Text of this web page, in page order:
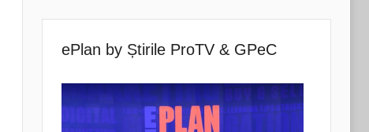
ePlan by Știrile ProTV & GPeC